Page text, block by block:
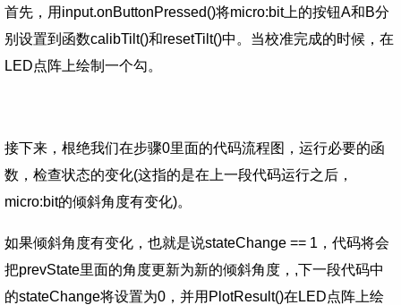
首先，用input.onButtonPressed()将micro:bit上的按钮A和B分
别设置到函数calibTilt()和resetTilt()中。当校准完成的时候，在
LED点阵上绘制一个勾。
接下来，根绝我们在步骤0里面的代码流程图，运行必要的函
数，检查状态的变化(这指的是在上一段代码运行之后，
micro:bit的倾斜角度有变化)。
如果倾斜角度有变化，也就是说stateChange == 1，代码将会
把prevState里面的角度更新为新的倾斜角度，,下一段代码中
的stateChange将设置为0，并用PlotResult()在LED点阵上绘